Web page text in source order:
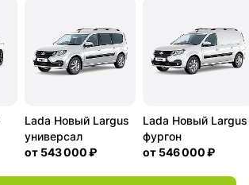
Lada Новый Largus
универсал
от 543 000 ₽
Lada Новый Largus
фургон
от 546 000 ₽